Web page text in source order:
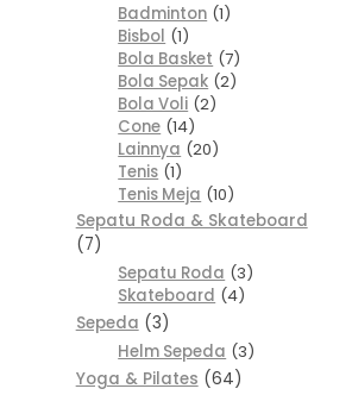
Badminton 1
Bisbol 1
Bola Basket 7
Bola Sepak 2
Bola Voli 2
Cone 14
Lainnya 20
Tenis 1
Tenis Meja 10
Sepatu Roda & Skateboard
7
Sepatu Roda 3
Skateboard 4
Sepeda
3
Helm Sepeda 3
Yoga & Pilates
64